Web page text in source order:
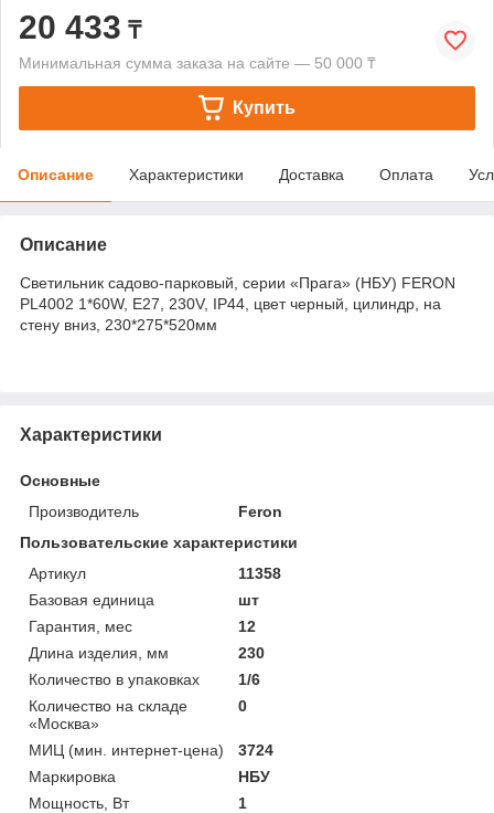
20 433 ₸
Минимальная сумма заказа на сайте — 50 000 ₸
Купить
Описание Характеристики Доставка Оплата
Описание
Светильник садово-парковый, серии «Прага» (НБУ) FERON
PL4002 1*60W, E27, 230V, IP44, цвет черный, цилиндр, на
стену вниз, 230*275*520мм
Характеристики
Основные
Производитель
Feron
Пользовательские характеристики
Артикул
11358
Базовая единица
шт
Гарантия, мес
12
Длина изделия, мм
230
Количество в упаковках
1/6
Количество на складе
«Москва»
0
МИЦ (мин. интернет-цена)
3724
Маркировка
НБУ
Мощность, Вт
1